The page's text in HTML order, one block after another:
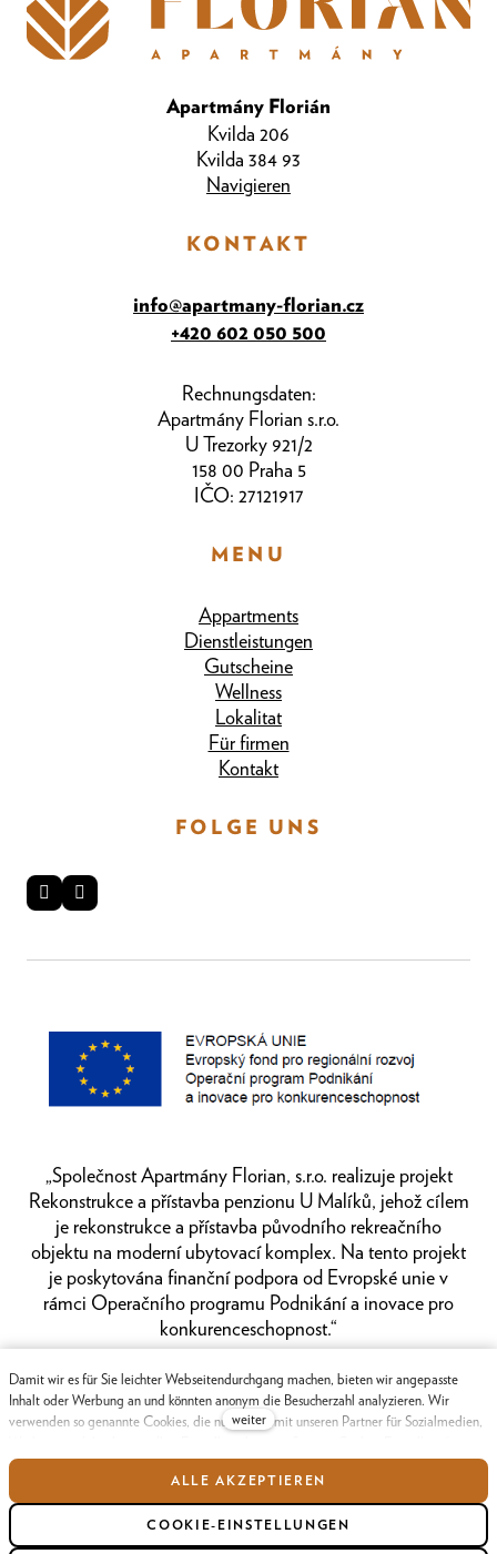
Apartmány Florián
Kvilda 206
Kvilda 384 93
Navigieren
KONTAKT
info@apartmany-florian.cz
+420 602 050 500
Rechnungsdaten:
Apartmány Florian s.r.o.
U Trezorky 921/2
158 00 Praha 5
IČO: 27121917
MENU
Appartments
Dienstleistungen
Gutscheine
Wellness
Lokalitat
Für firmen
Kontakt
FOLGE UNS
„Společnost Apartmány Florian, s.r.o. realizuje projekt
Rekonstrukce a přístavba penzionu U Malíků, jehož cílem
je rekonstrukce a přístavba původního rekreačního
objektu na moderní ubytovací komplex. Na tento projekt
je poskytována finanční podpora od Evropské unie v
rámci Operačního programu Podnikání a inovace pro
konkurenceschopnost.“
GDPR
Diese Website wird betrieben aufsolidpixels.
Damit wir es für Sie leichter Webseitendurchgang machen, bieten wir angepasste
Inhalt oder Werbung an und könnten anonym die Besucherzahl analyzieren. Wir
verwenden so genannte Cookies, die nutzen wir mit unseren Partner für Sozialmedien,
richten und jederzeit könnten Sie im Webfuß ändern. Ausführliche Informationen
finden Sie in unseren Grundsätzen des Schutzes personenbezogener Daten und
Cookies Benutzung. Stimmen Sie mit Cookies Benutzung ein?
weiter
COOKIE-EINSTELLUNGEN
ALLE AKZEPTIEREN